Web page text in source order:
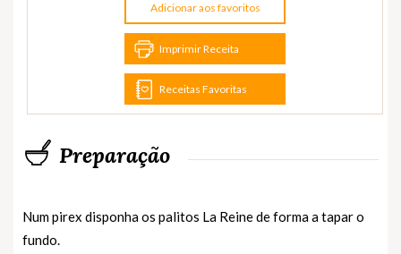
Adicionar aos favoritos
Imprimir Receita
Receitas Favoritas
Preparação
Num pirex disponha os palitos La Reine de forma a tapar o
fundo.